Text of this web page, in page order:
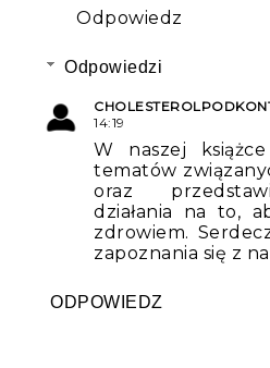
Odpowiedz
Odpowiedzi
14:19
W naszej
tematów
oraz
działania na to,
zdrowiem.
zapoznania się z
ODPOWIEDZ